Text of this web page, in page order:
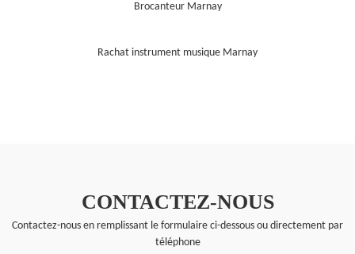
Brocanteur Marnay
Rachat instrument musique Marnay
CONTACTEZ-NOUS
Contactez-nous en remplissant le formulaire ci-dessous ou directement par
téléphone